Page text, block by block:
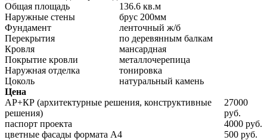
Общая площадь
136.6 кв.м
Наружные стены
брус 200мм
Фундамент
ленточный ж/б
Перекрытия
по деревянным балкам
Кровля
мансардная
Покрытие кровли
металлочерепица
Наружная отделка
тонировка
Цоколь
натуральный камень
Цена
АР+КР (архитектурные решения, конструктивные
решения)
27000
руб.
паспорт проекта
4000 руб.
цветные фасады формата А4
500 руб.